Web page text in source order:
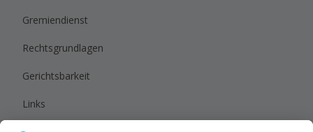
Gremiendienst
Rechtsgrundlagen
Gerichtsbarkeit
Links